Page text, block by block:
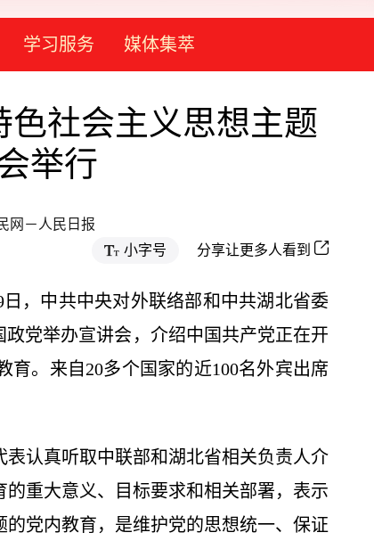
学习服务 媒体集萃
社会主义思想主题
举行
网－人民日报
小字号
分享让更多人看到
，中共中央对外联络部和中共湖北省委
党举办宣讲会，介绍中国共产党正在开
。来自20多个国家的近100名外宾出席
认真听取中联部和湖北省相关负责人介
重大意义、目标要求和相关部署，表示
党内教育，是维护党的思想统一、保证